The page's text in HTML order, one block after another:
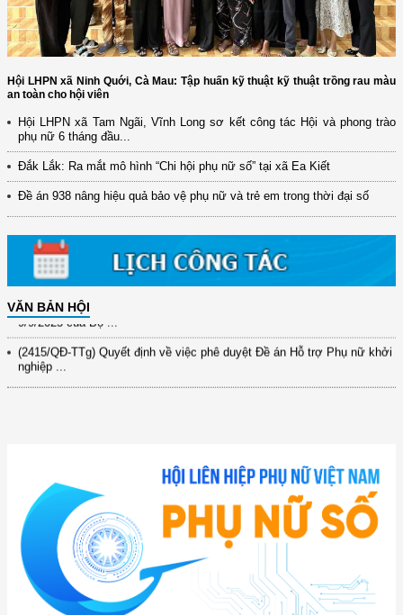
Hội LHPN xã Ninh Quới, Cà Mau: Tập huấn kỹ thuật kỹ thuật trồng rau màu
an toàn cho hội viên
Hội LHPN xã Tam Ngãi, Vĩnh Long sơ kết công tác Hội và phong trào
phụ nữ 6 tháng đầu...
Đắk Lắk: Ra mắt mô hình “Chi hội phụ nữ số” tại xã Ea Kiết
Đề án 938 nâng hiệu quả bảo vệ phụ nữ và trẻ em trong thời đại số
VĂN BẢN HỘI
(12/TB-HĐKH) V/v đăng ký, đề xuất nhiệm vụ Khoa học, công nghệ và
đổi mới ...
(898/KH/ĐCT) Kế hoạch thực hiện Quyết định số 2415/QĐ-TTg ngày
31/10/2025 ...
(417/QĐ-BNNMT) Quyết định phê duyệt Chương trình mục tiêu quốc gia
xây dựng ...
9/9/2025 của Bộ ...
(2415/QĐ-TTg) Quyết định về việc phê duyệt Đề án Hỗ trợ Phụ nữ khởi
nghiệp ...